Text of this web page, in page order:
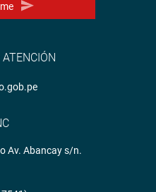
Av. Abancay s/n.